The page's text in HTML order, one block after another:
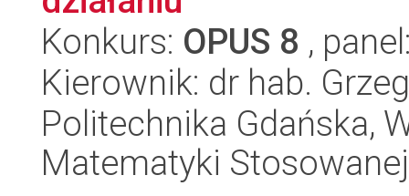
Konkurs: OPUS 8 ,
Kierownik: dr hab.
Politechnika Gdańska,
Matematyki Stosowanej